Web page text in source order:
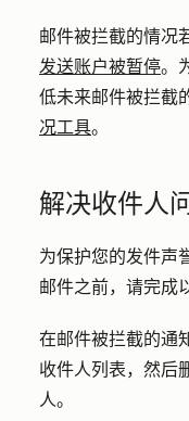
邮件被拦截的情况
发送账户被暂停。
低未来邮件被拦截
况工具。
解决收件人
为保护您的发件声
邮件之前，请完成
在邮件被拦截的通
收件人列表，然后
人。